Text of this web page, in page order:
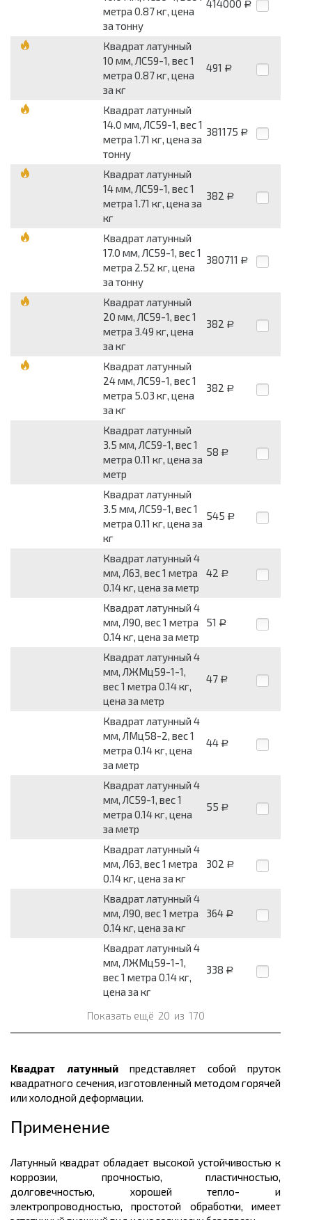
метра 0.87 кг, цена
за тонну
414000 Р
Квадрат латунный
10 мм, ЛС59-1, вес 1
метра 0.87 кг, цена
за кг
491 Р
Квадрат латунный
14.0 мм, ЛС59-1, вес 1
метра 1.71 кг, цена за
тонну
381175 Р
Квадрат латунный
14 мм, ЛС59-1, вес 1
метра 1.71 кг, цена за
кг
382 Р
Квадрат латунный
17.0 мм, ЛС59-1, вес 1
метра 2.52 кг, цена
за тонну
380711 Р
Квадрат латунный
20 мм, ЛС59-1, вес 1
метра 3.49 кг, цена
за кг
382 Р
Квадрат латунный
24 мм, ЛС59-1, вес 1
метра 5.03 кг, цена
за кг
382 Р
Квадрат латунный
3.5 мм, ЛС59-1, вес 1
метра 0.11 кг, цена за
метр
58 Р
Квадрат латунный
3.5 мм, ЛС59-1, вес 1
метра 0.11 кг, цена за
кг
545 Р
Квадрат латунный 4
мм, Л63, вес 1 метра
0.14 кг, цена за метр
42 Р
Квадрат латунный 4
мм, Л90, вес 1 метра
0.14 кг, цена за метр
51 Р
Квадрат латунный 4
мм, ЛЖМц59-1-1,
вес 1 метра 0.14 кг,
цена за метр
47 Р
Квадрат латунный 4
мм, ЛМц58-2, вес 1
метра 0.14 кг, цена
за метр
44 Р
Квадрат латунный 4
мм, ЛС59-1, вес 1
метра 0.14 кг, цена
за метр
55 Р
Квадрат латунный 4
мм, Л63, вес 1 метра
0.14 кг, цена за кг
302 Р
Квадрат латунный 4
мм, Л90, вес 1 метра
0.14 кг, цена за кг
364 Р
Квадрат латунный 4
мм, ЛЖМц59-1-1,
вес 1 метра 0.14 кг,
цена за кг
338 Р
Показать ещё 20 из 170
Квадрат латунныйпредставляет собой пруток
квадратного сечения, изготовленный методом горячей
или холодной деформации.
Применение
Латунный квадрат обладает высокой устойчивостью к
коррозии, прочностью, пластичностью,
долговечностью, хорошей тепло- и
электропроводностью, простотой обработки, имеет